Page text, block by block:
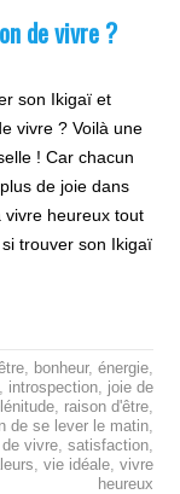
de vivre ?
son Ikigaï et
vivre ? Voilà une
! Car chacun
de joie dans
vivre heureux tout
trouver son Ikigaï
, bonheur, énergie,
introspection, joie de
, raison d'être,
de se lever le matin,
vivre, satisfaction,
, vie idéale, vivre
heureux